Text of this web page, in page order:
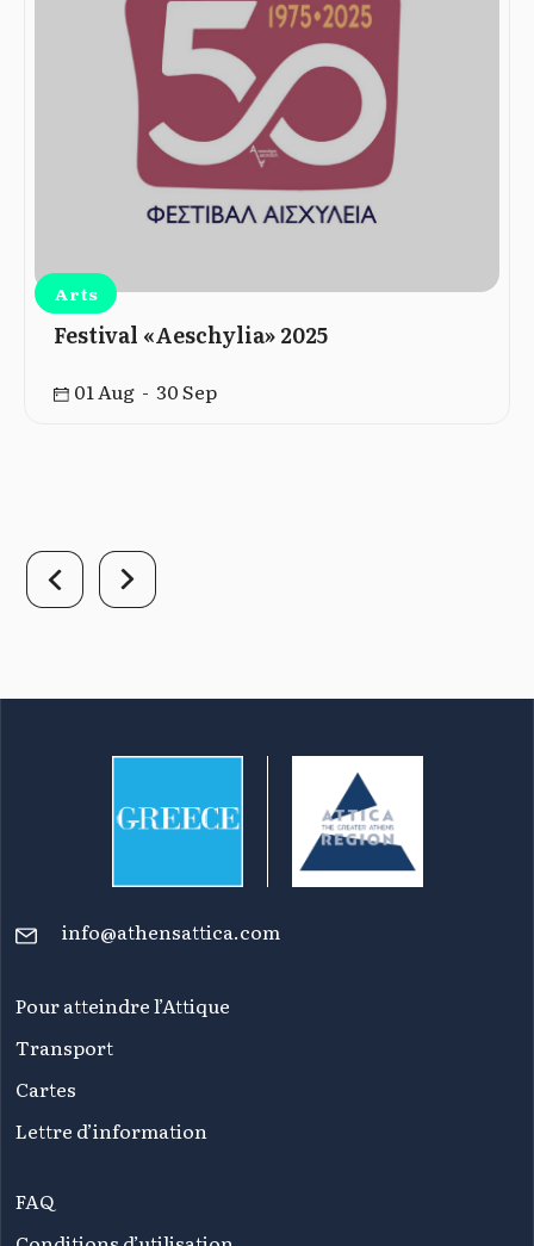
Arts
Festival «Aeschylia» 2025
01 Aug - 30 Sep
info@athensattica.com
Pour atteindre l’Attique
Transport
Cartes
Lettre d’information
FAQ